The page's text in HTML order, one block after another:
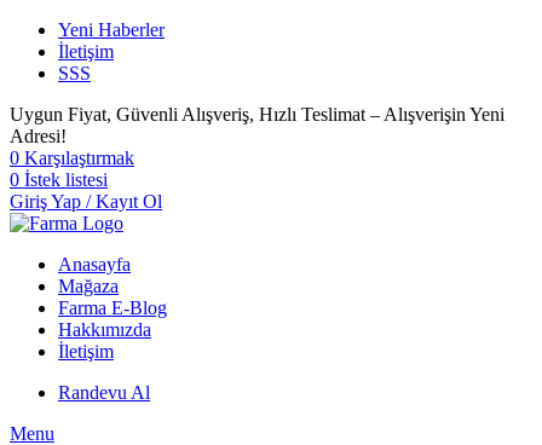
Yeni Haberler
İletişim
SSS
Uygun Fiyat, Güvenli Alışveriş, Hızlı Teslimat – Alışverişin Yeni
Adresi!
0 Karşılaştırmak
0 İstek listesi
Giriş Yap / Kayıt Ol
Anasayfa
Mağaza
Farma E-Blog
Hakkımızda
İletişim
Randevu Al
Menu